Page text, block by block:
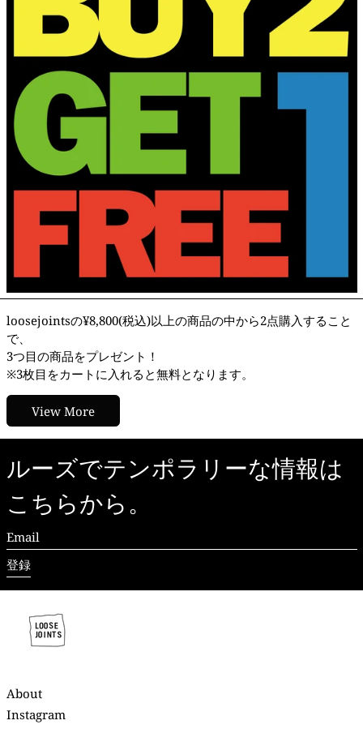
loosejointsの¥8,800(税込)以上の商品の中から2点購入すること
で、
3つ目の商品をプレゼント！
※3枚目をカートに入れると無料となります。
View More
ルーズでテンポラリーな情報は
こちらから。
Email
登録
About
Instagram